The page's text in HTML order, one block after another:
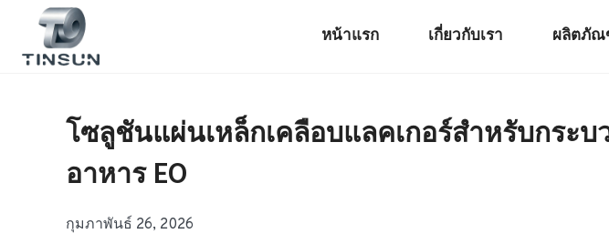
หน้าแรก เกี่ยวกับเรา ผลิตภั
โซลูชันแผ่นเหล็กเคลือบแลคเกอร์สำหรับกร
อาหาร EO
กุมภาพันธ์ 26, 2026